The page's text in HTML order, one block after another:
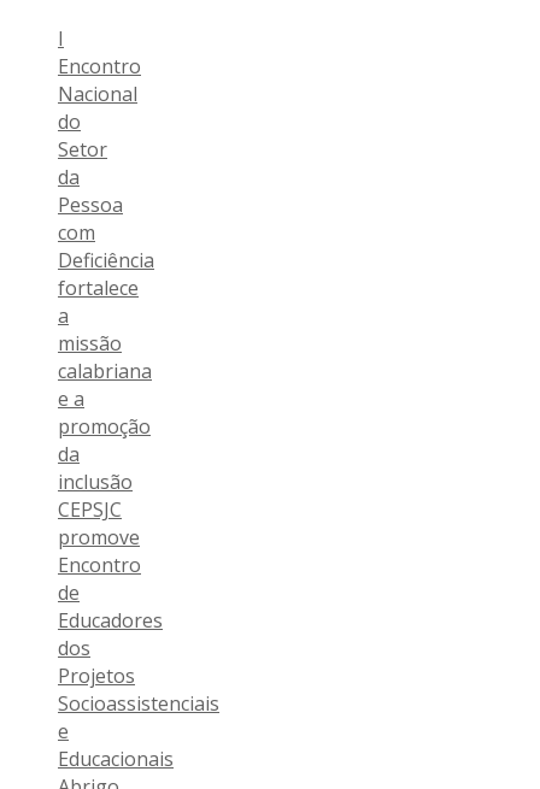
I
Encontro
Nacional
do
Setor
da
Pessoa
com
Deficiência
fortalece
a
missão
calabriana
e a
promoção
da
inclusão
CEPSJC
promove
Encontro
de
Educadores
dos
Projetos
Socioassistenciais
e
Educacionais